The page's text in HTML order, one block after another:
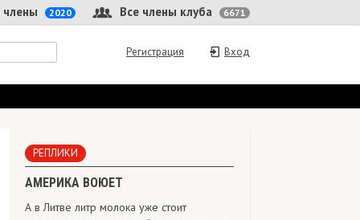
Все члены клуба 6671
2020
Вход
Регистрация
РЕПЛИКИ
АМЕРИКА ВОЮЕТ
А в Литве литр молока уже стоит